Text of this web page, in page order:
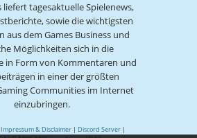
liefert tagesaktuelle Spielenews,
sowie die wichtigsten
aus dem Games Business und
Möglichkeiten sich in die
in Form von Kommentaren und
in einer der größten
Communities im Internet
einzubringen.
Impressum & Disclaimer | Discord Server |